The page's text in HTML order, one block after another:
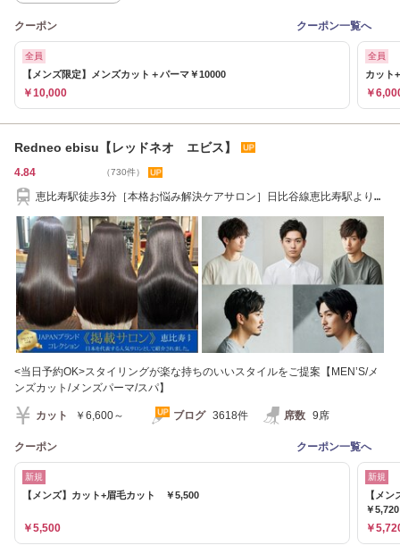
クーポン クーポン一覧へ
全員
【メンズ限定】メンズカット＋パーマ￥10000
￥10,000
全員
カット
￥
Redneo ebisu【レッドネオ エビス】
4.84 （730件）
恵比寿駅徒歩3分［本格お悩み解決ケアサロン］日比谷線恵比寿駅より徒
<当日予約OK>スタイリングが楽な持ちのいいスタイルをご提案【MEN’S/メ
ンズカット/メンズパーマ/スパ】
カット ￥6,600～ ブログ 3618件 席数 9席
クーポン クーポン一覧へ
新規
【メンズ】カット+眉毛カット ￥5,500
￥5,500
新規
【メ
￥5,720
￥